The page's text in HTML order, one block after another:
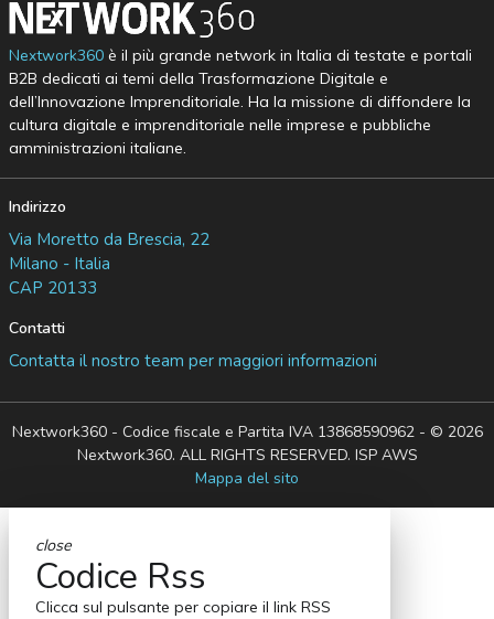
Nextwork360è il più grande network in Italia di testate e portali
B2B dedicati ai temi della Trasformazione Digitale e
dell’Innovazione Imprenditoriale. Ha la missione di diffondere la
cultura digitale e imprenditoriale nelle imprese e pubbliche
amministrazioni italiane.
Indirizzo
Via Moretto da Brescia, 22
Milano - Italia
CAP 20133
Contatti
Contatta il nostro team per maggiori informazioni
Nextwork360 - Codice fiscale e Partita IVA 13868590962 - © 2026
Nextwork360. ALL RIGHTS RESERVED. ISP AWS
Mappa del sito
close
Codice Rss
Clicca sul pulsante per copiare il link RSS